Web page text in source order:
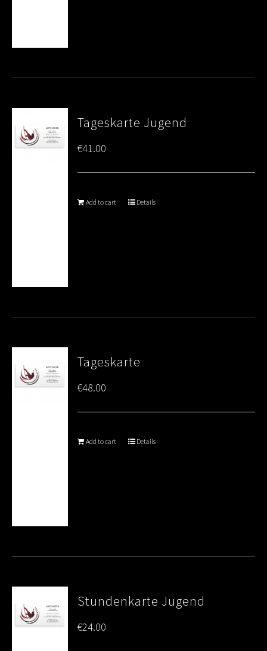
Tageskarte Jugend
€41.00
Add to cart Details
Tageskarte
€48.00
Add to cart Details
Stundenkarte Jugend
€24.00